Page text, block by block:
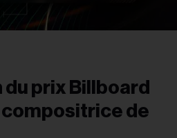
prix Billboard
compositrice de